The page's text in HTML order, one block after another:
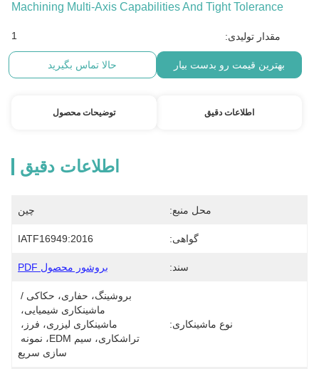
Machining Multi-Axis Capabilities And Tight Tolerance
مقدار تولیدی: 1
بهترین قیمت رو بدست بیار حالا تماس بگیرید
اطلاعات دقیق توضیحات محصول
اطلاعات دقیق
محل منبع: چین
گواهی: IATF16949:2016
سند: بروشور محصول PDF
نوع ماشینکاری:
سازی سریع